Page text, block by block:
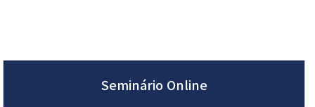
Seminário Online